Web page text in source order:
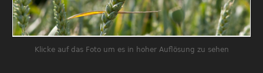
Klicke auf das Foto um es in hoher Auflösung zu sehen